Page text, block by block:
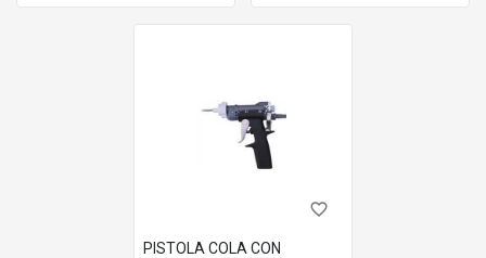
favorite_border
PISTOLA COLA CON